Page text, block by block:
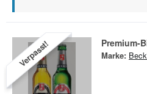
Verpasst! Premium-
Marke: